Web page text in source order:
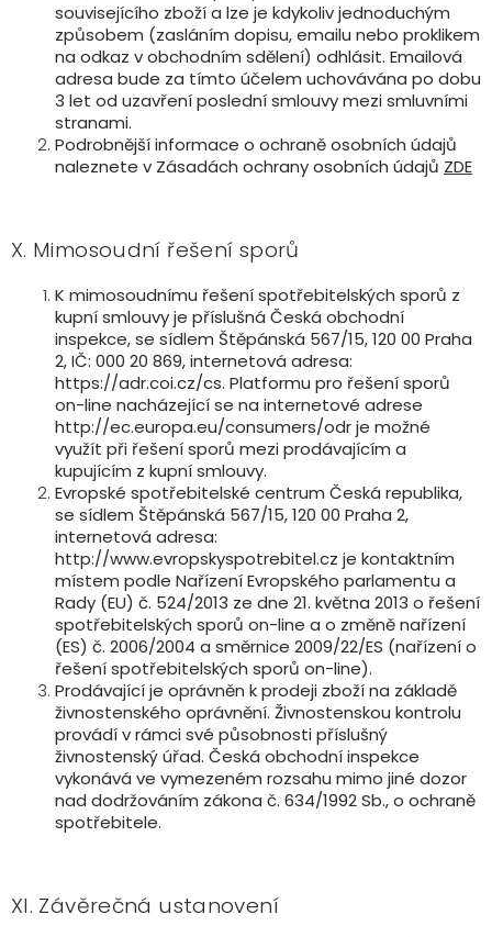
souvisejícího zboží a lze je kdykoliv jednoduchým
způsobem (zasláním dopisu, emailu nebo proklikem
na odkaz v obchodním sdělení) odhlásit. Emailová
adresa bude za tímto účelem uchovávána po dobu
3 let od uzavření poslední smlouvy mezi smluvními
stranami.
Podrobnější informace o ochraně osobních údajů
naleznete v Zásadách ochrany osobních údajů ZDE
X. Mimosoudní řešení sporů
K mimosoudnímu řešení spotřebitelských sporů z
kupní smlouvy je příslušná Česká obchodní
inspekce, se sídlem Štěpánská 567/15, 120 00 Praha
2, IČ: 000 20 869, internetová adresa:
https://adr.coi.cz/cs. Platformu pro řešení sporů
on-line nacházející se na internetové adrese
http://ec.europa.eu/consumers/odr je možné
využít při řešení sporů mezi prodávajícím a
kupujícím z kupní smlouvy.
Evropské spotřebitelské centrum Česká republika,
se sídlem Štěpánská 567/15, 120 00 Praha 2,
internetová adresa:
http://www.evropskyspotrebitel.cz je kontaktním
místem podle Nařízení Evropského parlamentu a
Rady (EU) č. 524/2013 ze dne 21. května 2013 o řešení
spotřebitelských sporů on-line a o změně nařízení
(ES) č. 2006/2004 a směrnice 2009/22/ES (nařízení o
řešení spotřebitelských sporů on-line).
Prodávající je oprávněn k prodeji zboží na základě
živnostenského oprávnění. Živnostenskou kontrolu
provádí v rámci své působnosti příslušný
živnostenský úřad. Česká obchodní inspekce
vykonává ve vymezeném rozsahu mimo jiné dozor
nad dodržováním zákona č. 634/1992 Sb., o ochraně
spotřebitele.
XI. Závěrečná ustanovení